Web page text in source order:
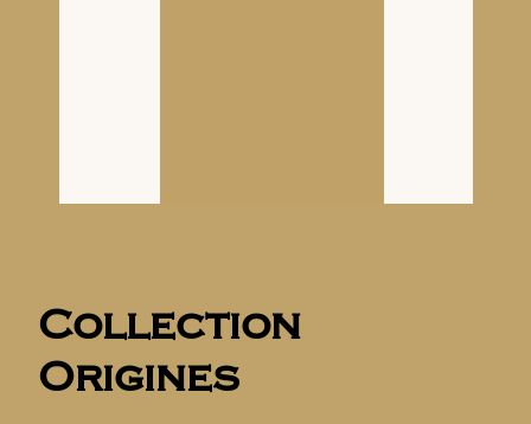
Collection
Origines